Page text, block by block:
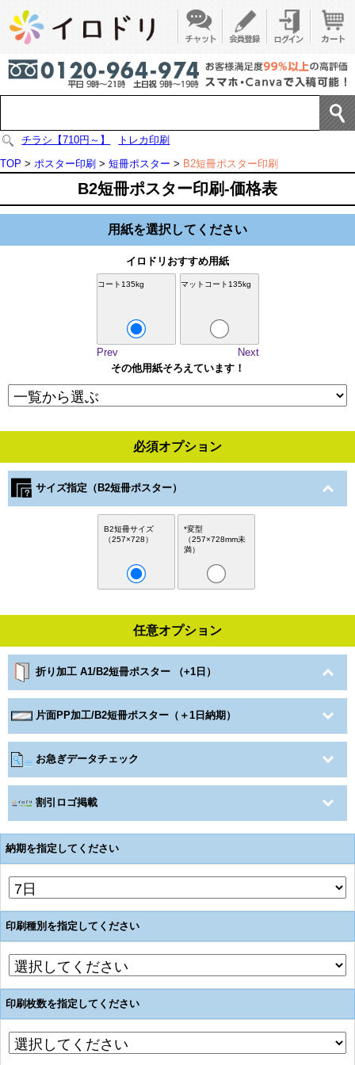
チラシ【710円～】
トレカ印刷
TOP > ポスター印刷 > 短冊ポスター > B2短冊ポスター印刷
B2短冊ポスター印刷-価格表
用紙を選択してください
イロドリおすすめ用紙
コート135kg マットコート135kg
Prev
Next
その他用紙そろえています！
必須オプション
サイズ指定（B2短冊ポスター）
B2短冊サイズ
（257×728）
*変型
（257×728mm未
満）
任意オプション
折り加工 A1/B2短冊ポスター （+1日）
片面PP加工/B2短冊ポスター（＋1日納期）
お急ぎデータチェック
割引ロゴ掲載
納期を指定してください
印刷種別を指定してください
印刷枚数を指定してください